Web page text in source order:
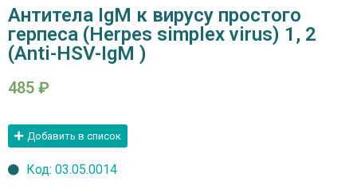
Антитела IgM к вирусу простого
герпеса (Herpes simplex virus) 1, 2
(Anti-HSV-IgM )
485 ₽
Добавить в список
Код: 03.05.0014